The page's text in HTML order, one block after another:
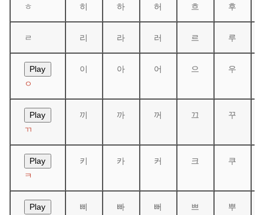
ㅎ 히 하 허 흐 후
ㄹ 리 라 러 르 루
Play
ㅇ
이 아 어 으 우
Play
ㄲ
끼 까 꺼 끄 꾸
Play
ㅋ
키 카 커 크 쿠
Play 삐 빠 뻐 쁘 뿌